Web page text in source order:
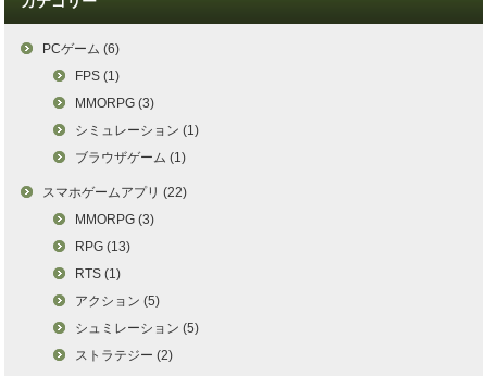
PCゲーム (6)
FPS (1)
MMORPG (3)
シミュレーション (1)
ブラウザゲーム (1)
スマホゲームアプリ (22)
MMORPG (3)
RPG (13)
RTS (1)
アクション (5)
シュミレーション (5)
ストラテジー (2)